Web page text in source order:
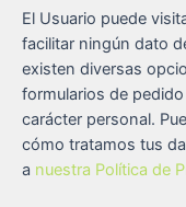
El Usuario puede
facilitar ningún dato
existen diversas
formularios de
carácter personal.
cómo tratamos tus
a nuestra Política de